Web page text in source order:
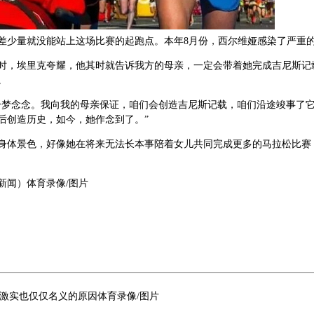
就没能站上这场比赛的起跑点。本年8月份，西尔维娅感染了严重
里克夸耀，他其时就告诉我方的母亲，一定会带着她完成吉尼斯记
念。我向我的母亲保证，咱们会创造吉尼斯记载，咱们沿途竣事了
创造历史，如今，她作念到了。”
色，好像她在将来无法长本事陪着女儿共同完成更多的马拉松比赛
）体育录像/图片
实也仅仅名义的原因体育录像/图片